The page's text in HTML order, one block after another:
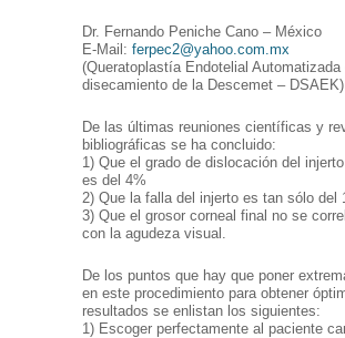
Dr. Fernando Peniche Cano – México
E-Mail: ferpec2@yahoo.com.mx
(Queratoplastía Endotelial Automatizada
disecamiento de la Descemet – DSAEK)
De las últimas reuniones científicas y
bibliográficas se ha concluido:
1) Que el grado de dislocación del
es del 4%
2) Que la falla del injerto es tan sólo del
3) Que el grosor corneal final no se
con la agudeza visual.
De los puntos que hay que poner
en este procedimiento para obtener
resultados se enlistan los siguientes:
1) Escoger perfectamente al paciente